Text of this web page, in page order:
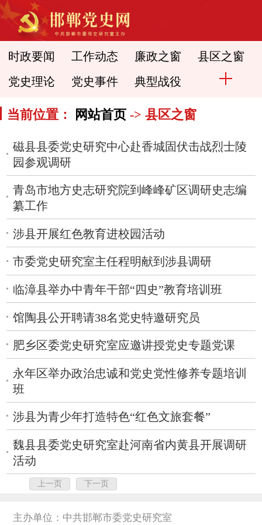
时政要闻 工作动态 廉政之窗 县区之窗
党史理论 党史事件 典型战役
当前位置： 网站首页 -> 县区之窗
磁县县委党史研究中心赴香城固伏击战烈士陵
园参观调研
青岛市地方史志研究院到峰峰矿区调研史志编
纂工作
涉县开展红色教育进校园活动
市委党史研究室主任程明献到涉县调研
临漳县举办中青年干部“四史”教育培训班
馆陶县公开聘请38名党史特邀研究员
肥乡区委党史研究室应邀讲授党史专题党课
永年区举办政治忠诚和党史党性修养专题培训
班
涉县为青少年打造特色“红色文旅套餐”
魏县县委党史研究室赴河南省内黄县开展调研
活动
上一页 下一页
主办单位：中共邯郸市委党史研究室